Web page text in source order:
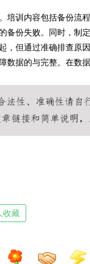
培训内容包括备份流
备份失败。同时，制
，但通过准确排查原
数据的与完整。在数
收藏